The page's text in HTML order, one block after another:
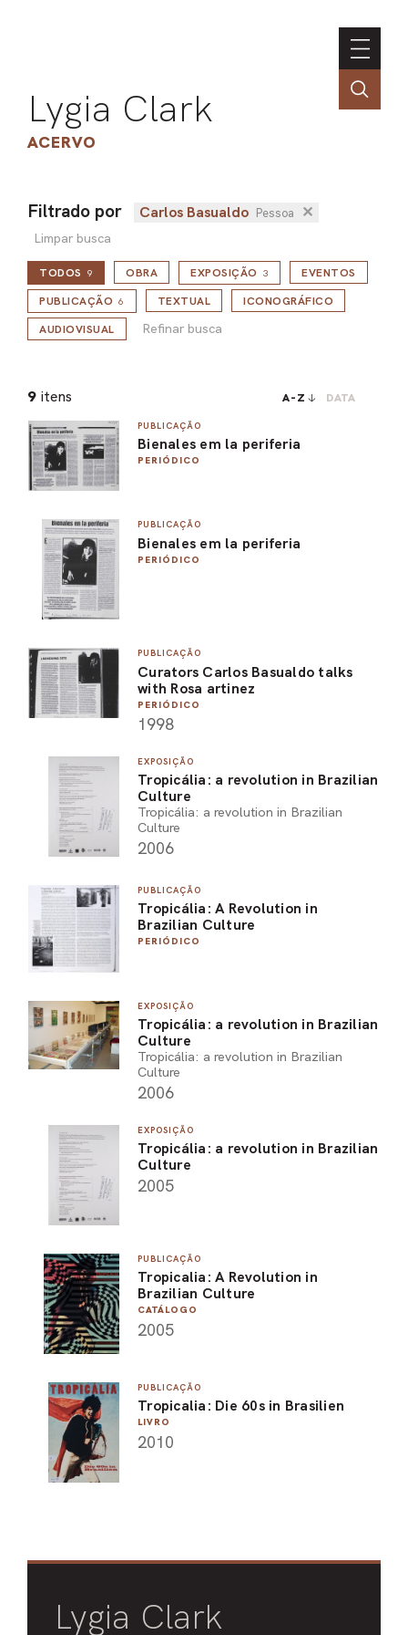
Lygia Clark
ACERVO
Filtrado por Carlos Basualdo Pessoa ✕
Limpar busca
TODOS 9
Refinar busca
OBRA EXPOSIÇÃO 3
EVENTOS
PUBLICAÇÃO 6 TEXTUAL
ICONOGRÁFICO
AUDIOVISUAL
Refinar busca
9 itens A-Z DATA
PUBLICAÇÃO
Bienales em la periferia
PERIÓDICO
PUBLICAÇÃO
Bienales em la periferia
PERIÓDICO
PUBLICAÇÃO
Curators Carlos Basualdo talks
with Rosa artinez
PERIÓDICO
1998
EXPOSIÇÃO
Tropicália: a revolution in Brazilian
Culture
Tropicália: a revolution in Brazilian
Culture
2006
PUBLICAÇÃO
Tropicália: A Revolution in
Brazilian Culture
PERIÓDICO
EXPOSIÇÃO
Tropicália: a revolution in Brazilian
Culture
Tropicália: a revolution in Brazilian
Culture
2006
EXPOSIÇÃO
Tropicália: a revolution in Brazilian
Culture
2005
PUBLICAÇÃO
Tropicalia: A Revolution in
Brazilian Culture
CATÁLOGO
2005
PUBLICAÇÃO
Tropicalia: Die 60s in Brasilien
LIVRO
2010
Lygia Clark